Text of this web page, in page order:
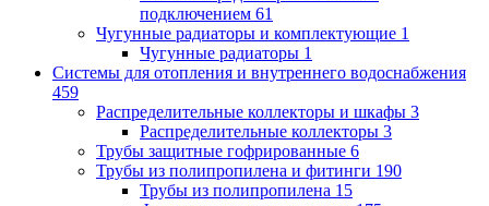
подключением 61
Чугунные радиаторы и комплектующие 1
Чугунные радиаторы 1
Системы для отопления и внутреннего водоснабжения
459
Распределительные коллекторы и шкафы 3
Распределительные коллекторы 3
Трубы защитные гофрированные 6
Трубы из полипропилена и фитинги 190
Трубы из полипропилена 15